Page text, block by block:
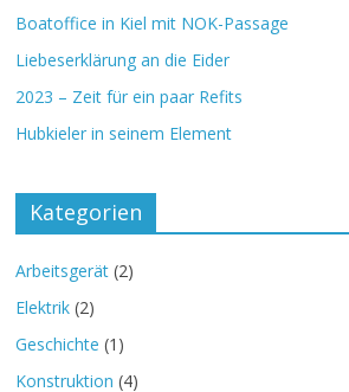
Boatoffice in Kiel mit NOK-Passage
Liebeserklärung an die Eider
2023 – Zeit für ein paar Refits
Hubkieler in seinem Element
Kategorien
Arbeitsgerät (2)
Elektrik (2)
Geschichte (1)
Konstruktion (4)